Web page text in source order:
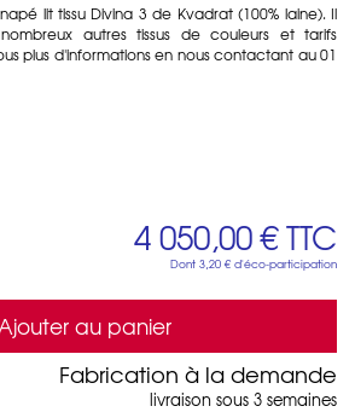
lit tissu Divina 3 de Kvadrat (100% laine). Il
autres tissus de couleurs et tarifs
plus d'informations en nous contactant au 01
4 050,00 €TTC
Dont 3,20 € d'éco-participation
au panier
Fabrication à la demande
livraison sous 3 semaines